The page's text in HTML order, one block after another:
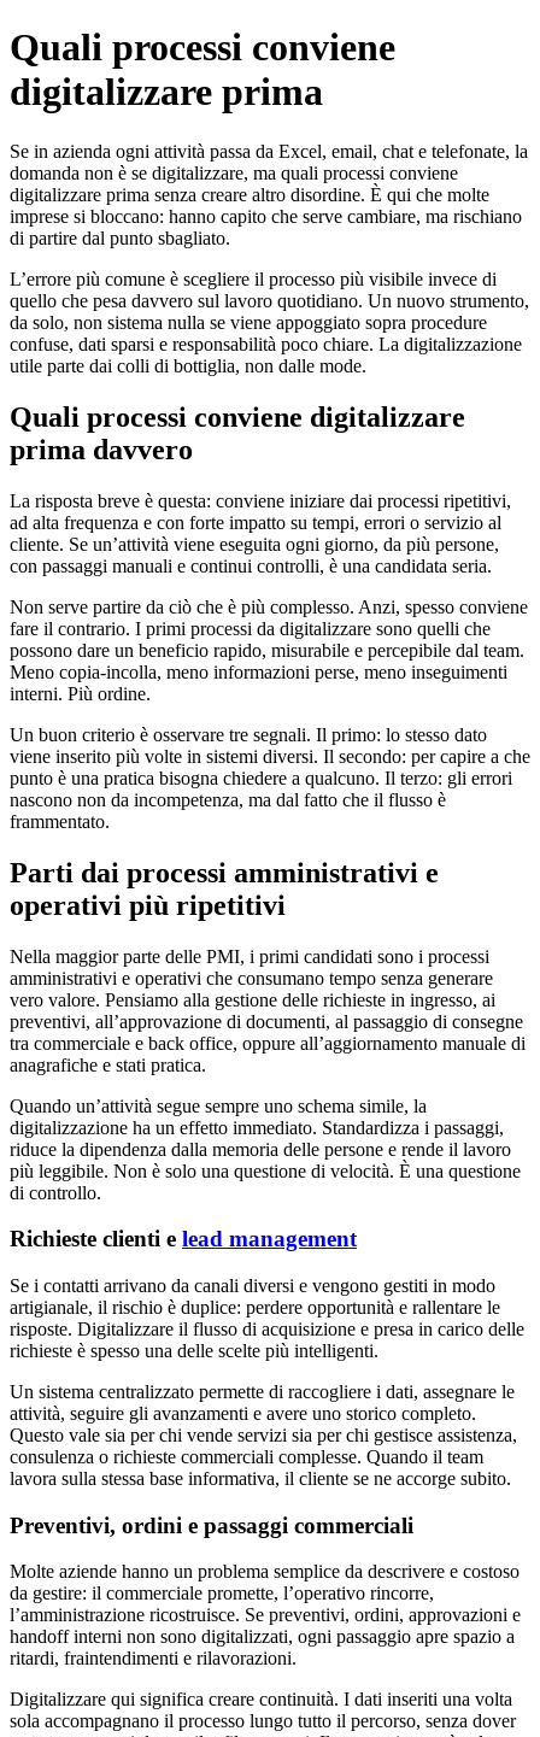
Skip
to
content
Quali processi conviene
digitalizzare prima
Se in azienda ogni attività passa da Excel, email, chat e telefonate, la
domanda non è se digitalizzare, ma quali processi conviene
digitalizzare prima senza creare altro disordine. È qui che molte
imprese si bloccano: hanno capito che serve cambiare, ma rischiano
di partire dal punto sbagliato.
L’errore più comune è scegliere il processo più visibile invece di
quello che pesa davvero sul lavoro quotidiano. Un nuovo strumento,
da solo, non sistema nulla se viene appoggiato sopra procedure
confuse, dati sparsi e responsabilità poco chiare. La digitalizzazione
utile parte dai colli di bottiglia, non dalle mode.
Quali processi conviene digitalizzare
prima davvero
La risposta breve è questa: conviene iniziare dai processi ripetitivi,
ad alta frequenza e con forte impatto su tempi, errori o servizio al
cliente. Se un’attività viene eseguita ogni giorno, da più persone,
con passaggi manuali e continui controlli, è una candidata seria.
Non serve partire da ciò che è più complesso. Anzi, spesso conviene
fare il contrario. I primi processi da digitalizzare sono quelli che
possono dare un beneficio rapido, misurabile e percepibile dal team.
Meno copia-incolla, meno informazioni perse, meno inseguimenti
interni. Più ordine.
Un buon criterio è osservare tre segnali. Il primo: lo stesso dato
viene inserito più volte in sistemi diversi. Il secondo: per capire a che
punto è una pratica bisogna chiedere a qualcuno. Il terzo: gli errori
nascono non da incompetenza, ma dal fatto che il flusso è
frammentato.
Parti dai processi amministrativi e
operativi più ripetitivi
Nella maggior parte delle PMI, i primi candidati sono i processi
amministrativi e operativi che consumano tempo senza generare
vero valore. Pensiamo alla gestione delle richieste in ingresso, ai
preventivi, all’approvazione di documenti, al passaggio di consegne
tra commerciale e back office, oppure all’aggiornamento manuale di
anagrafiche e stati pratica.
Quando un’attività segue sempre uno schema simile, la
digitalizzazione ha un effetto immediato. Standardizza i passaggi,
riduce la dipendenza dalla memoria delle persone e rende il lavoro
più leggibile. Non è solo una questione di velocità. È una questione
di controllo.
Richieste clienti e lead management
Se i contatti arrivano da canali diversi e vengono gestiti in modo
artigianale, il rischio è duplice: perdere opportunità e rallentare le
risposte. Digitalizzare il flusso di acquisizione e presa in carico delle
richieste è spesso una delle scelte più intelligenti.
Un sistema centralizzato permette di raccogliere i dati, assegnare le
attività, seguire gli avanzamenti e avere uno storico completo.
Questo vale sia per chi vende servizi sia per chi gestisce assistenza,
consulenza o richieste commerciali complesse. Quando il team
lavora sulla stessa base informativa, il cliente se ne accorge subito.
Preventivi, ordini e passaggi commerciali
Molte aziende hanno un problema semplice da descrivere e costoso
da gestire: il commerciale promette, l’operativo rincorre,
l’amministrazione ricostruisce. Se preventivi, ordini, approvazioni e
handoff interni non sono digitalizzati, ogni passaggio apre spazio a
ritardi, fraintendimenti e rilavorazioni.
Digitalizzare qui significa creare continuità. I dati inseriti una volta
sola accompagnano il processo lungo tutto il percorso, senza dover